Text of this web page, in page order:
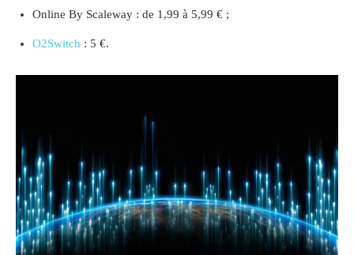
Online By Scaleway : de 1,99 à 5,99 € ;
O2Switch : 5 €.